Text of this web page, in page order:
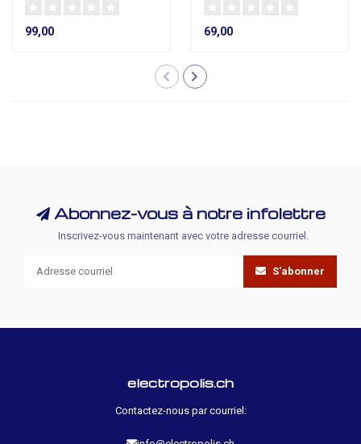
99,00 69,00
Abonnez-vous à notre infolettre
Inscrivez-vous maintenant avec votre adresse courriel.
S'abonner
electropolis.ch
Contactez-nous par courriel: